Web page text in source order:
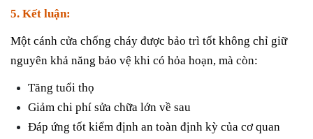
5. Kết luận:
Một cánh cửa chống cháy được bảo trì tốt không chỉ giữ
nguyên khả năng bảo vệ khi có hỏa hoạn, mà còn:
Tăng tuổi thọ
Giảm chi phí sửa chữa lớn về sau
Đáp ứng tốt kiểm định an toàn định kỳ của cơ quan